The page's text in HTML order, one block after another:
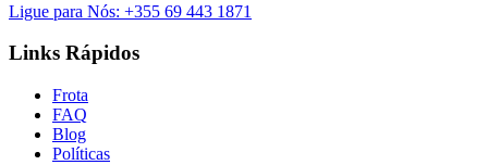
Ligue para Nós: +355 69 443 1871
Links Rápidos
Frota
FAQ
Blog
Políticas